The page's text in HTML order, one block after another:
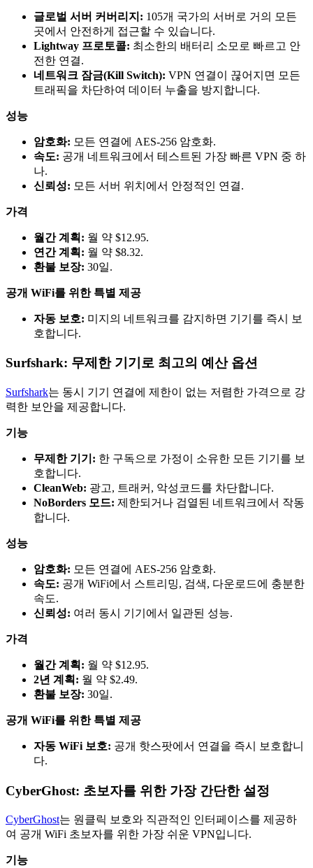
글로벌 서버 커버리지: 105개 국가의 서버로 거의 모든
곳에서 안전하게 접근할 수 있습니다.
Lightway 프로토콜: 최소한의 배터리 소모로 빠르고 안
전한 연결.
네트워크 잠금(Kill Switch): VPN 연결이 끊어지면 모든
트래픽을 차단하여 데이터 누출을 방지합니다.
성능
암호화: 모든 연결에 AES-256 암호화.
속도: 공개 네트워크에서 테스트된 가장 빠른 VPN 중 하
나.
신뢰성: 모든 서버 위치에서 안정적인 연결.
가격
월간 계획: 월 약 $12.95.
연간 계획: 월 약 $8.32.
환불 보장: 30일.
공개 WiFi를 위한 특별 제공
자동 보호: 미지의 네트워크를 감지하면 기기를 즉시 보
호합니다.
Surfshark: 무제한 기기로 최고의 예산 옵션
Surfshark는 동시 기기 연결에 제한이 없는 저렴한 가격으로 강
력한 보안을 제공합니다.
기능
무제한 기기: 한 구독으로 가정이 소유한 모든 기기를 보
호합니다.
CleanWeb: 광고, 트래커, 악성코드를 차단합니다.
NoBorders 모드: 제한되거나 검열된 네트워크에서 작동
합니다.
성능
암호화: 모든 연결에 AES-256 암호화.
속도: 공개 WiFi에서 스트리밍, 검색, 다운로드에 충분한
속도.
신뢰성: 여러 동시 기기에서 일관된 성능.
가격
월간 계획: 월 약 $12.95.
2년 계획: 월 약 $2.49.
환불 보장: 30일.
공개 WiFi를 위한 특별 제공
자동 WiFi 보호: 공개 핫스팟에서 연결을 즉시 보호합니
다.
CyberGhost: 초보자를 위한 가장 간단한 설정
CyberGhost는 원클릭 보호와 직관적인 인터페이스를 제공하
여 공개 WiFi 초보자를 위한 가장 쉬운 VPN입니다.
기능